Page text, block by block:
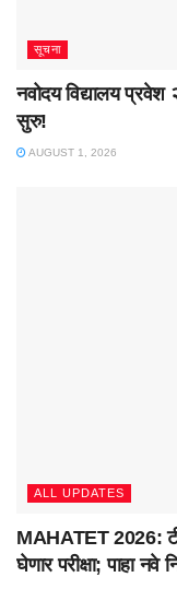
सूचना
नवोदय विद्यालय
सुरु!
AUGUST 1, 2026
ALL UPDATES
MAHATET 2026:
घेणार परीक्षा; पाहा नवे